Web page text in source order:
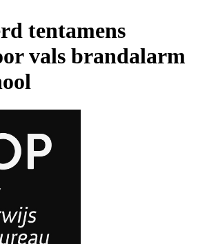
tentamens
vals brandalarm